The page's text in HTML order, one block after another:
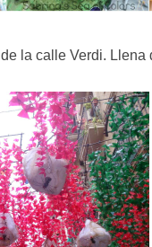
la calle Verdi. Llena